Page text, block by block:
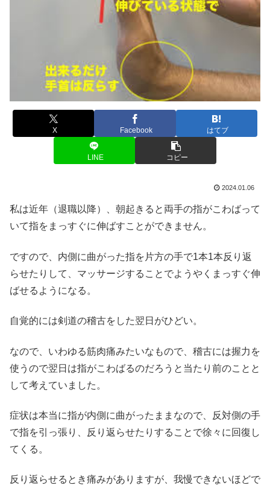
X Facebook はてブ
LINE コピー
2024.01.06
私は近年（退職以降）、朝起きると両手の指がこわばって
いて指をまっすぐに伸ばすことができません。
ですので、内側に曲がった指を 片方の手で1本1本反り返
らせたりして、 マッサージすることでようやくまっすぐ伸
ばせるようになる。
自覚的には剣道の稽古をした翌日がひどい。
なので、いわゆる筋肉痛みたいなもので、稽古には握力を
使うので翌日は指がこわばるのだろうと当たり前のことと
して考えていました。
症状は本当に指が内側に曲がったままなので、反対側の手
で指を引っ張り、反り返らせたりすることで徐々に回復し
てくる。
反り返らせるとき痛みがありますが、我慢できないほどで